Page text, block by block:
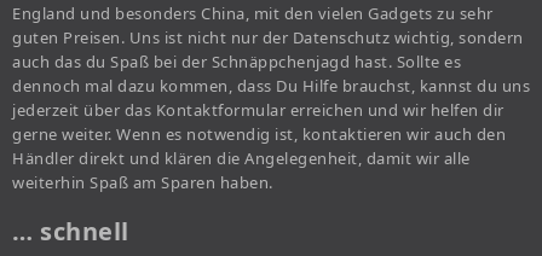
England und besonders China, mit den vielen Gadgets zu sehr
guten Preisen. Uns ist nicht nur der Datenschutz wichtig, sondern
auch das du Spaß bei der Schnäppchenjagd hast. Sollte es
dennoch mal dazu kommen, dass Du Hilfe brauchst, kannst du uns
jederzeit über das Kontaktformular erreichen und wir helfen dir
gerne weiter. Wenn es notwendig ist, kontaktieren wir auch den
Händler direkt und klären die Angelegenheit, damit wir alle
weiterhin Spaß am Sparen haben.
… schnell